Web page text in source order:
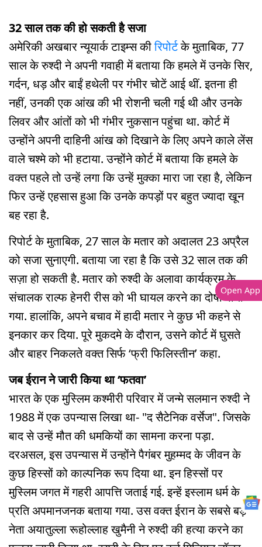
32 साल तक की हो सकती है सजा
अमेरिकी अखबार न्यूयार्क टाइम्स कीरिपोर्टके मुताबिक, 77
साल के रुश्दी ने अपनी गवाही में बताया कि हमले में उनके सिर,
गर्दन, धड़ और बाईं हथेली पर गंभीर चोटें आई थीं. इतना ही
नहीं, उनकी एक आंख की भी रोशनी चली गई थी और उनके
लिवर और आंतों को भी गंभीर नुकसान पहुंचा था. कोर्ट में
उन्होंने अपनी दाहिनी आंख को दिखाने के लिए अपने काले लेंस
वाले चश्मे को भी हटाया. उन्होंने कोर्ट में बताया कि हमले के
वक्त पहले तो उन्हें लगा कि उन्हें मुक्का मारा जा रहा है, लेकिन
फिर उन्हें एहसास हुआ कि उनके कपड़ों पर बहुत ज्यादा खून
बह रहा है.
रिपोर्ट के मुताबिक, 27 साल के मतार को अदालत 23 अप्रैल
को सजा सुनाएगी. बताया जा रहा है कि उसे 32 साल तक की
सज़ा हो सकती है. मतार को रुश्दी के अलावा कार्यक्रम के
संचालक राल्फ हेनरी रीस को भी घायल करने का दोषी पाया
गया. हालांकि, अपने बचाव में हादी मतार ने कुछ भी कहने से
इनकार कर दिया. पूरे मुकदमे के दौरान, उसने कोर्ट में घुसते
और बाहर निकलते वक्त सिर्फ ‘फ्री फिलिस्तीन’ कहा.
जब ईरान ने जारी किया था ‘फतवा’
भारत के एक मुस्लिम कश्मीरी परिवार में जन्मे सलमान रुश्दी ने
1988 में एक उपन्यास लिखा था- "द सैटेनिक वर्सेज". जिसके
बाद से उन्हें मौत की धमकियों का सामना करना पड़ा.
दरअसल, इस उपन्यास में उन्होंने पैगंबर मुहम्मद के जीवन के
कुछ हिस्सों को काल्पनिक रूप दिया था. इन हिस्सों पर
मुस्लिम जगत में गहरी आपत्ति जताई गई. इन्हें इस्लाम धर्म के
प्रति अपमानजनक बताया गया. उस वक्त ईरान के सबसे बड़े
नेता अयातुल्ला रूहोल्लाह खुमैनी ने रुश्दी की हत्या करने का
Open App